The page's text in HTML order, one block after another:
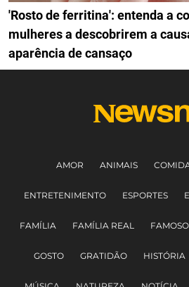
'Rosto de ferritina': entenda a
mulheres a descobrirem a
aparência de cansaço
AMOR ANIMAIS
ENTRETENIMENTO ESPORTES
FAMÍLIA FAMÍLIA REAL
GOSTO GRATIDÃO HISTÓRIA